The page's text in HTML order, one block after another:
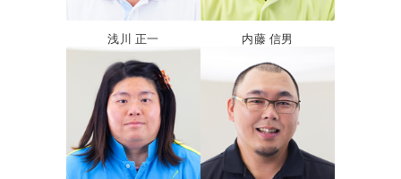
浅川 正一 内藤 信男